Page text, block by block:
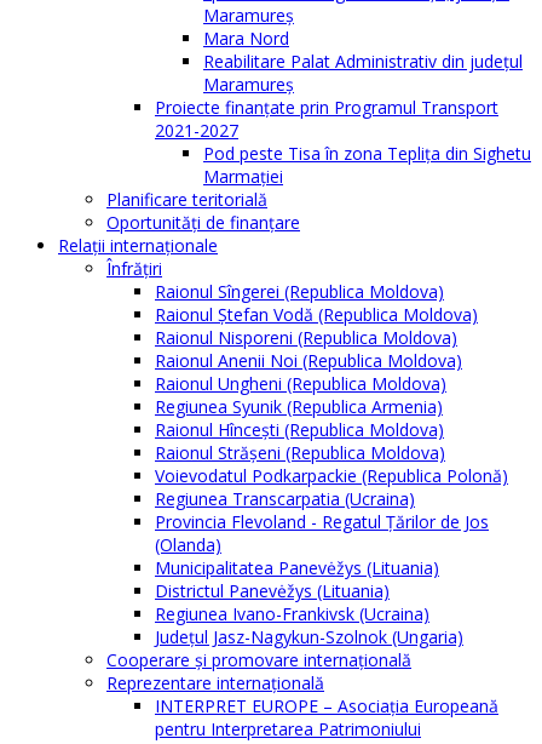
Maramureș
Mara Nord
Reabilitare Palat Administrativ din județul
Maramureș
Proiecte finanțate prin Programul Transport
2021-2027
Pod peste Tisa în zona Teplița din Sighetu
Marmației
Planificare teritorială
Oportunităţi de finanţare
Relaţii internaţionale
Înfrăţiri
Raionul Sîngerei (Republica Moldova)
Raionul Ștefan Vodă (Republica Moldova)
Raionul Nisporeni (Republica Moldova)
Raionul Anenii Noi (Republica Moldova)
Raionul Ungheni (Republica Moldova)
Regiunea Syunik (Republica Armenia)
Raionul Hîncești (Republica Moldova)
Raionul Străşeni (Republica Moldova)
Voievodatul Podkarpackie (Republica Polonă)
Regiunea Transcarpatia (Ucraina)
Provincia Flevoland - Regatul Ţărilor de Jos
(Olanda)
Municipalitatea Panevėžys (Lituania)
Districtul Panevėžys (Lituania)
Regiunea Ivano-Frankivsk (Ucraina)
Judeţul Jasz-Nagykun-Szolnok (Ungaria)
Cooperare şi promovare internaţională
Reprezentare internaţională
INTERPRET EUROPE – Asociația Europeană
pentru Interpretarea Patrimoniului